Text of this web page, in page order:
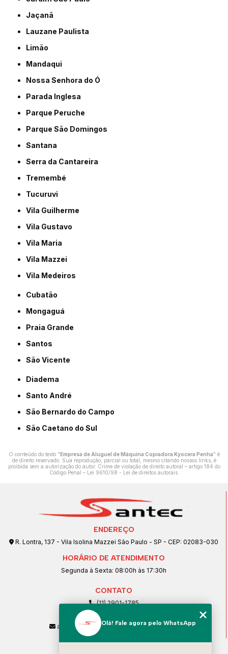
Jaçanã
Lauzane Paulista
Limão
Mandaqui
Nossa Senhora do Ó
Parada Inglesa
Parque Peruche
Parque São Domingos
Santana
Serra da Cantareira
Tremembé
Tucuruvi
Vila Guilherme
Vila Gustavo
Vila Maria
Vila Mazzei
Vila Medeiros
Cubatão
Mongaguá
Praia Grande
Santos
São Vicente
Diadema
Santo André
São Bernardo do Campo
São Caetano do Sul
O conteúdo do texto "Empresa de Aluguel de Máquina Copiadora Kyocera Penha" é
de direito reservado. Sua reprodução, parcial ou total, mesmo citando nossos links, é
proibida sem a autorização do autor. Crime de violação de direito autoral – artigo 184 do
Código Penal – Lei 9610/98 - Lei de direitos autorais.
ENDEREÇO
R. Lontra, 137 - Vila Isolina Mazzei São Paulo - SP - CEP: 02083-030
HORÁRIO DE ATENDIMENTO
Segunda à Sexta: 08:00h às 17:30h
CONTATO
(11) 2901-1785
(11) 99239-1832
atendimento@santeccopiadoras.com.br
Olá! Fale agora pelo WhatsApp